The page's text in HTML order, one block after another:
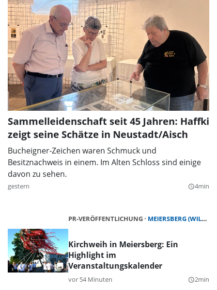
Sammelleidenschaft seit 45 Jahren: Haffki
zeigt seine Schätze in Neustadt/Aisch
Bucheigner-Zeichen waren Schmuck und
Besitznachweis in einem. Im Alten Schloss sind einige
davon zu sehen.
gestern query_builder4min
PR-VERÖFFENTLICHUNG MEIERSBERG (WILHERMSDORF)
Kirchweih in Meiersberg: Ein
Highlight im
Veranstaltungskalender
vor 54 Minuten query_builder2min